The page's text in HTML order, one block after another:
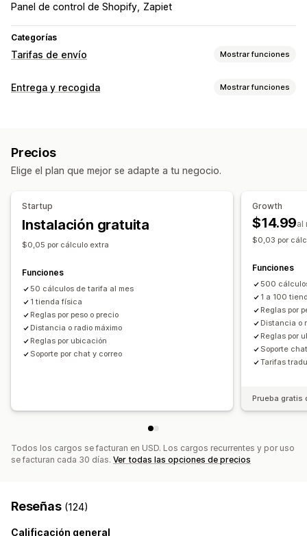
Panel de control de Shopify Zapiet
Categorías
Tarifas de envío Mostrar funciones
Cálculo de tasas
Personalización
Múltiples idiomas
Entrega y recogida Mostrar funciones
Precios
Elige el plan que mejor se adapte a tu negocio.
Startup
Instalación gratuita
$0,05 por cálculo extra
Funciones
50 cálculos de tarifa al mes
1 tienda física
Reglas por peso o precio
Distancia o radio máximo
Reglas por ubicación
Soporte por chat y correo
Growth
$14.99al
$0,03 por
Funciones
500
1 a 100
Reglas por
Distancia o
Reglas por
Soporte
Tarifas
Prueba gratis
Todos los cargos se facturan en USD. Los cargos recurrentes y por uso
se facturan cada 30 días. Ver todas las opciones de precios
Reseñas (124)
Calificación general